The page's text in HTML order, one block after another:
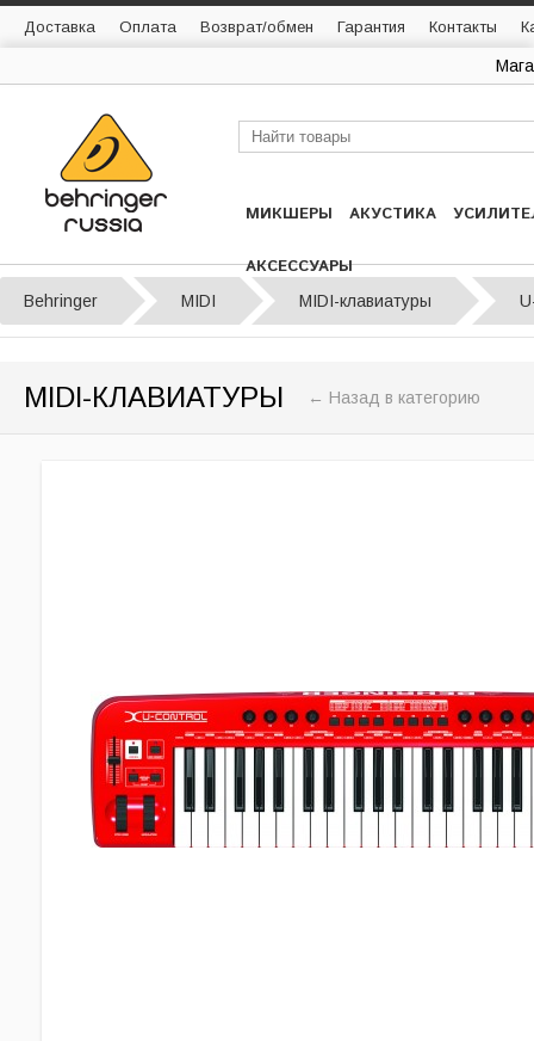
Доставка Оплата Возврат/обмен Гарантия Контакты
МИКШЕРЫ АКУСТИКА
АКСЕССУАРЫ
Behringer MIDI MIDI-клавиатуры
MIDI-КЛАВИАТУРЫ ← Назад в категорию